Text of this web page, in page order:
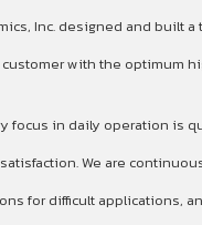
Inc. designed and built
with the
focus in daily operation is
We are
for difficult applications,